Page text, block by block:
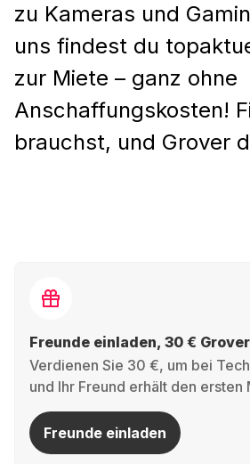
zu Kameras und
uns findest du
zur Miete – ganz ohne
Anschaffungskosten!
brauchst, und Grover
Freunde einladen, 30 €
Verdienen Sie 30 €, um bei
und Ihr Freund erhält den ersten
Freunde einladen